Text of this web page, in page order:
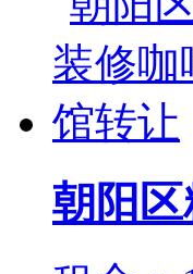
朝阳